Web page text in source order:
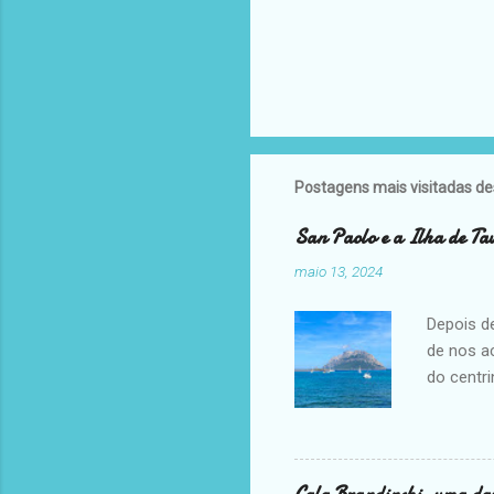
Postagens mais visitadas
San Paolo e a Ilha de
maio 13, 2024
Depois
de nos
do
conhece
comer